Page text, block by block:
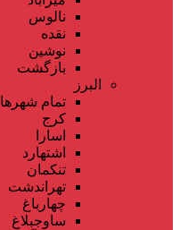
نالوس
نقده
نوشین
بازگشت
البرز
تمام شهر‌ها
کرج
اسارا
اشتهارد
تنکمان
تهراندشت
چهارباغ
ساوجبلاغ